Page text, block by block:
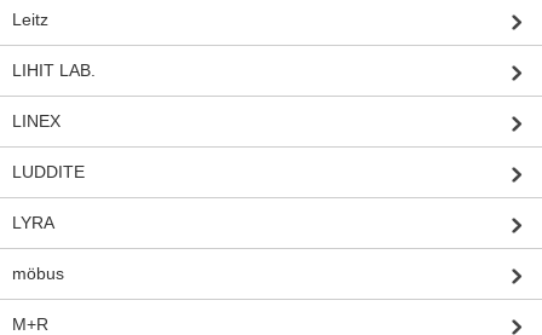
Leitz
LIHIT LAB.
LINEX
LUDDITE
LYRA
möbus
M+R